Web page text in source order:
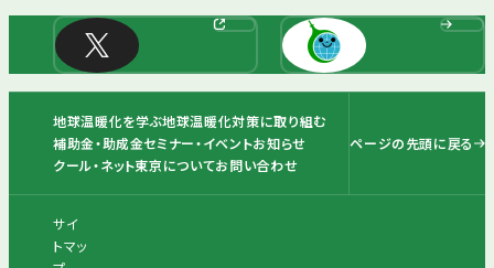
地球温暖化を学ぶ地球温暖化対策に取り組む
補助金・助成金セミナー・イベントお知らせ
クール・ネット東京についてお問い合わせ
ページの先頭に戻る
サイ
トマッ